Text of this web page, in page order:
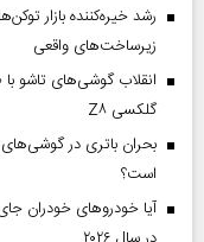
زیرساخت‌های واقعی
انقلاب گوشی‌های تاشو‌
گلکسی Z۸
است؟
آیا خودروهای خودران